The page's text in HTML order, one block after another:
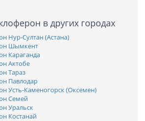
в других городах
Нур-Султан (Астана)
Шымкент
Караганда
Актобе
Тараз
Павлодар
Усть-Каменогорск (Оксемен)
Семей
Уральск
Костанай